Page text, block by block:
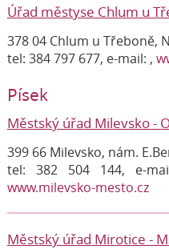
Úřad městyse Chlum u
378 04 Chlum u Třeboně,
tel: 384 797 677, e-mail: ,
Písek
Městský úřad Milevsko -
399 66 Milevsko, nám.
tel: 382 504 144, e-
www.milevsko-mesto.cz
Městský úřad Mirotice -